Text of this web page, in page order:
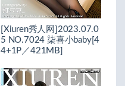
[Xiuren秀人网]2023.07.0
5 NO.7024 柒喜小baby[4
4+1P／421MB]